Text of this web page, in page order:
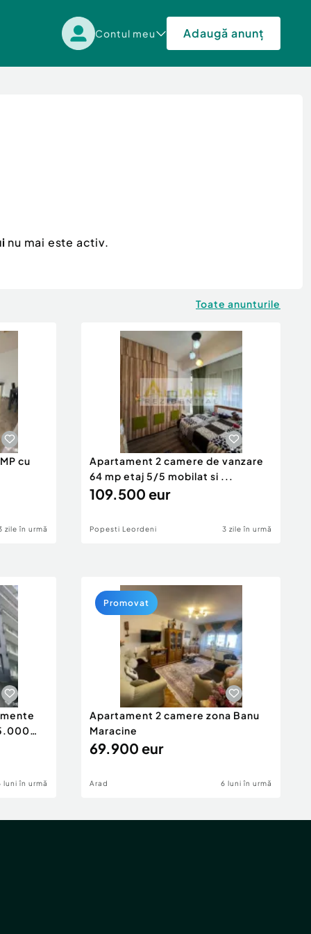
Contul meu Adaugă anunț
nu mai este activ.
Toate anunturile
cu
zile în urmă
Apartament 2 camere de vanzare
64 mp etaj 5/5 mobilat si ...
109.500 eur
Popesti Leordeni 3 zile în urmă
luni în urmă
Apartament 2 camere zona Banu
Maracine
69.900 eur
Arad 6 luni în urmă
Promovat